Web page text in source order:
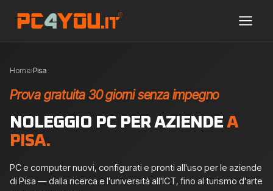
Home›Pisa
Prova gratuita 30 giorni senza impegno
NOLEGGIO PC PER AZIENDE A
PISA.
PC e computer nuovi, configurati e pronti all'uso per le aziende
di Pisa — dalla ricerca e l'università all'ICT, fino al turismo d'arte